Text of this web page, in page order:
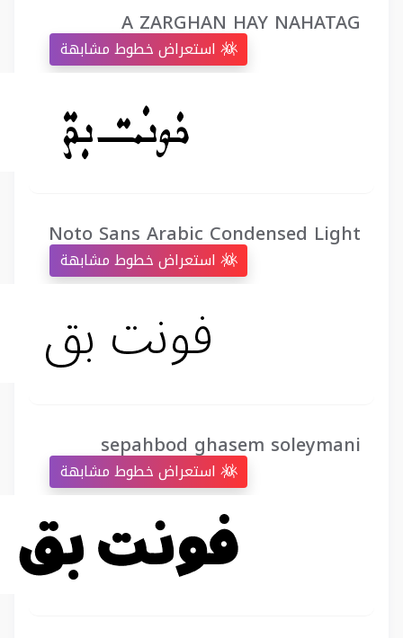
A ZARGHAN HAY NAHATAG
Noto Sans Arabic Condensed Light
sepahbod ghasem soleymani